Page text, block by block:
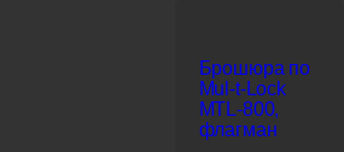
Брошюра по
Mul-t-Lock
MTL-800,
флагман